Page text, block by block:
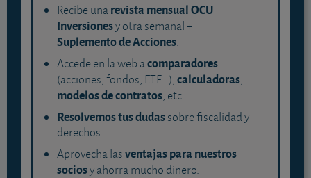
Recibe unarevista mensual OCU
Inversionesy otra semanal +
Suplemento de Acciones.
Accede en la web acomparadores
(acciones, fondos, ETF...),calculadoras,
modelos de contratos, etc.
Resolvemos tus dudassobre fiscalidad y
derechos.
Aprovecha lasventajas para nuestros
sociosy ahorra mucho dinero.